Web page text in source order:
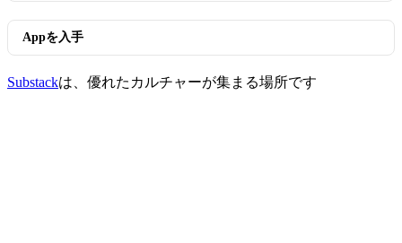
Appを入手
Substackは、優れたカルチャーが集まる場所です